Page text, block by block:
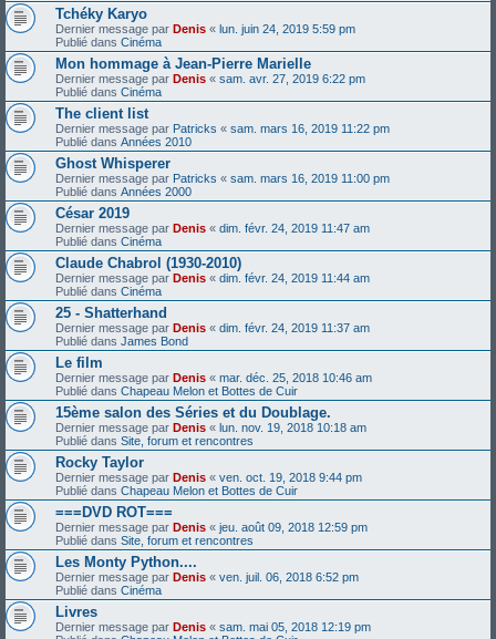
Tchéky Karyo
Dernier message par Denis « lun. juin 24, 2019 5:59 pm
Publié dans Cinéma
Mon hommage à Jean-Pierre Marielle
Dernier message par Denis « sam. avr. 27, 2019 6:22 pm
Publié dans Cinéma
The client list
Dernier message par Patricks « sam. mars 16, 2019 11:22 pm
Publié dans Années 2010
Ghost Whisperer
Dernier message par Patricks « sam. mars 16, 2019 11:00 pm
Publié dans Années 2000
César 2019
Dernier message par Denis « dim. févr. 24, 2019 11:47 am
Publié dans Cinéma
Claude Chabrol (1930-2010)
Dernier message par Denis « dim. févr. 24, 2019 11:44 am
Publié dans Cinéma
25 - Shatterhand
Dernier message par Denis « dim. févr. 24, 2019 11:37 am
Publié dans James Bond
Le film
Dernier message par Denis « mar. déc. 25, 2018 10:46 am
Publié dans Chapeau Melon et Bottes de Cuir
15ème salon des Séries et du Doublage.
Dernier message par Denis « lun. nov. 19, 2018 10:18 am
Publié dans Site, forum et rencontres
Rocky Taylor
Dernier message par Denis « ven. oct. 19, 2018 9:44 pm
Publié dans Chapeau Melon et Bottes de Cuir
===DVD ROT===
Dernier message par Denis « jeu. août 09, 2018 12:59 pm
Publié dans Site, forum et rencontres
Les Monty Python....
Dernier message par Denis « ven. juil. 06, 2018 6:52 pm
Publié dans Cinéma
Livres
Dernier message par Denis « sam. mai 05, 2018 12:19 pm